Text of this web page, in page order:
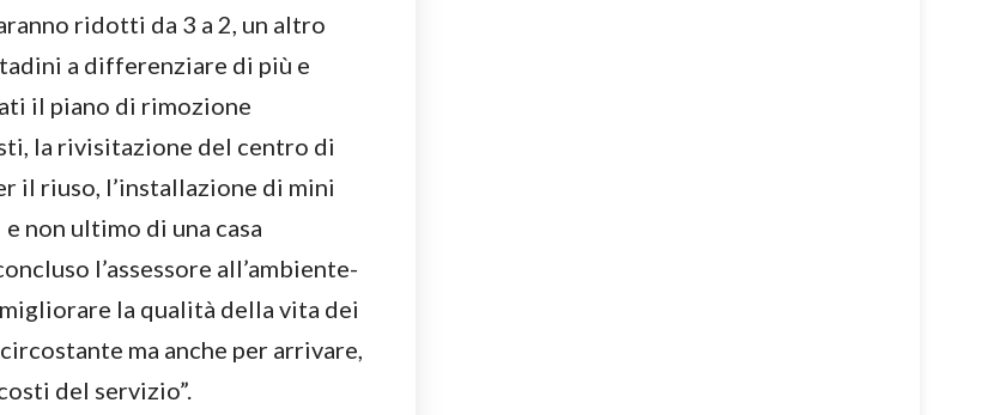
ridotti da 3 a 2, un altro
a differenziare di più e
il piano di rimozione
la rivisitazione del centro di
il riuso, l’installazione di mini
non ultimo di una casa
l’assessore all’ambiente-
la qualità della vita dei
ma anche per arrivare,
del servizio”.